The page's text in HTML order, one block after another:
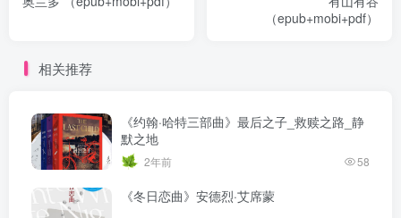
（epub+mobi+pdf）
相关推荐
《约翰·哈特三部曲》最后之子_救赎之路_静
默之地
2年前 58
《冬日恋曲》安德烈·艾席蒙